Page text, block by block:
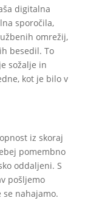
digitalna
sporočila,
omrežij,
besedil. To
sožalje in
kot je bilo v
iz skoraj
pomembno
oddaljeni. S
pošljemo
se nahajamo.